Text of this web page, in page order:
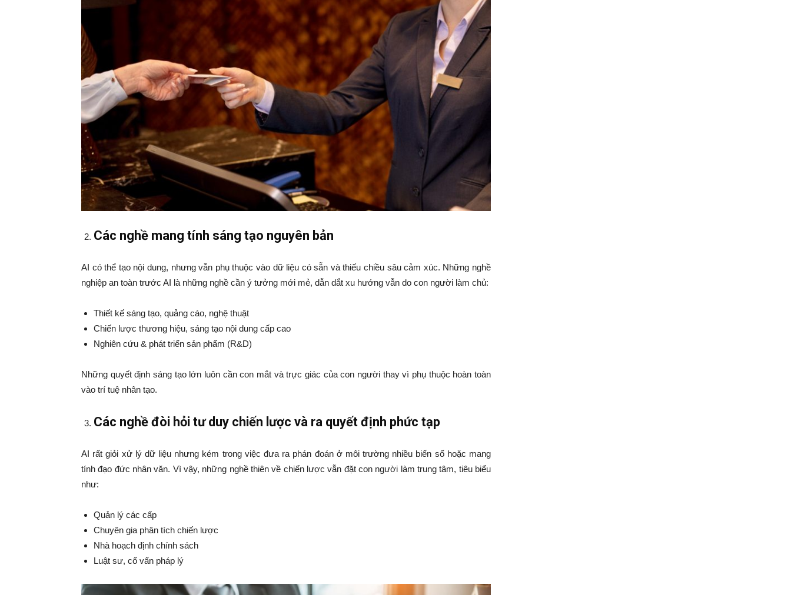
Các nghề mang tính sáng tạo nguyên bản
AI có thể tạo nội dung, nhưng vẫn phụ thuộc vào dữ liệu có sẵn và thiếu chiều sâu cảm xúc. Những nghề
nghiệp an toàn trước AI là những nghề cần ý tưởng mới mẻ, dẫn dắt xu hướng vẫn do con người làm chủ:
Thiết kế sáng tạo, quảng cáo, nghệ thuật
Chiến lược thương hiệu, sáng tạo nội dung cấp cao
Nghiên cứu & phát triển sản phẩm (R&D)
Những quyết định sáng tạo lớn luôn cần con mắt và trực giác của con người thay vì phụ thuộc hoàn toàn
vào trí tuệ nhân tạo.
Các nghề đòi hỏi tư duy chiến lược và ra quyết định phức tạp
AI rất giỏi xử lý dữ liệu nhưng kém trong việc đưa ra phán đoán ở môi trường nhiều biến số hoặc mang
tính đạo đức nhân văn. Vì vậy, những nghề thiên về chiến lược vẫn đặt con người làm trung tâm, tiêu biểu
như:
Quản lý các cấp
Chuyên gia phân tích chiến lược
Nhà hoạch định chính sách
Luật sư, cố vấn pháp lý